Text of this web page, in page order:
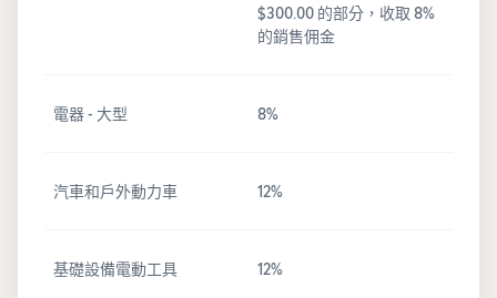
$300.00 的部分，收取 8%
的銷售佣金
電器 - 大型 8%
汽車和戶外動力車 12%
基礎設備電動工具 12%